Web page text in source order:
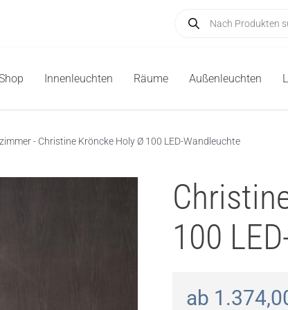
search
Innenleuchten Räume Außenleuchten
- Christine Kröncke Holy Ø 100 LED-Wandleuchte
100
ab